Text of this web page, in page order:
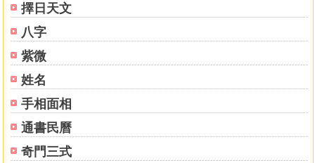
擇日天文
八字
紫微
姓名
手相面相
通書民曆
奇門三式
第六部 玄空古義
說卦錄要
先後天八卦取象
八卦變六十四卦世次圖
駱士鵬六上卦論--收山出煞之用
河洛生剋吉凶斷--陰二宅同斷
玄機賦
玄空秘旨